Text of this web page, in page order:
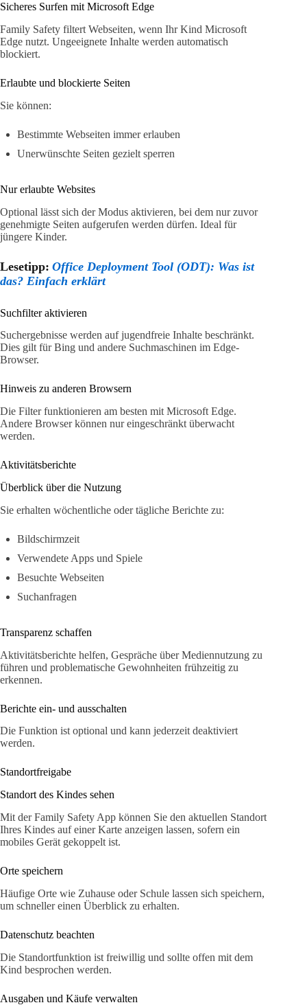
Sicheres Surfen mit Microsoft Edge
Family Safety filtert Webseiten, wenn Ihr Kind Microsoft
Edge nutzt. Ungeeignete Inhalte werden automatisch
blockiert.
Erlaubte und blockierte Seiten
Sie können:
Bestimmte Webseiten immer erlauben
Unerwünschte Seiten gezielt sperren
Nur erlaubte Websites
Optional lässt sich der Modus aktivieren, bei dem nur zuvor
genehmigte Seiten aufgerufen werden dürfen. Ideal für
jüngere Kinder.
Lesetipp: Office Deployment Tool (ODT): Was ist
das? Einfach erklärt
Suchfilter aktivieren
Suchergebnisse werden auf jugendfreie Inhalte beschränkt.
Dies gilt für Bing und andere Suchmaschinen im Edge-
Browser.
Hinweis zu anderen Browsern
Die Filter funktionieren am besten mit Microsoft Edge.
Andere Browser können nur eingeschränkt überwacht
werden.
Aktivitätsberichte
Überblick über die Nutzung
Sie erhalten wöchentliche oder tägliche Berichte zu:
Bildschirmzeit
Verwendete Apps und Spiele
Besuchte Webseiten
Suchanfragen
Transparenz schaffen
Aktivitätsberichte helfen, Gespräche über Mediennutzung zu
führen und problematische Gewohnheiten frühzeitig zu
erkennen.
Berichte ein- und ausschalten
Die Funktion ist optional und kann jederzeit deaktiviert
werden.
Standortfreigabe
Standort des Kindes sehen
Mit der Family Safety App können Sie den aktuellen Standort
Ihres Kindes auf einer Karte anzeigen lassen, sofern ein
mobiles Gerät gekoppelt ist.
Orte speichern
Häufige Orte wie Zuhause oder Schule lassen sich speichern,
um schneller einen Überblick zu erhalten.
Datenschutz beachten
Die Standortfunktion ist freiwillig und sollte offen mit dem
Kind besprochen werden.
Ausgaben und Käufe verwalten